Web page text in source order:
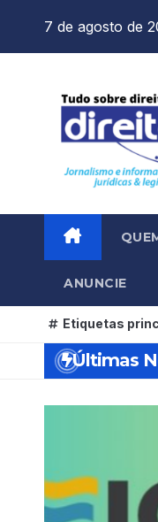
7 de agosto de
ANUNCIE
Etiquetas
Últimas
13 a 17 de julho